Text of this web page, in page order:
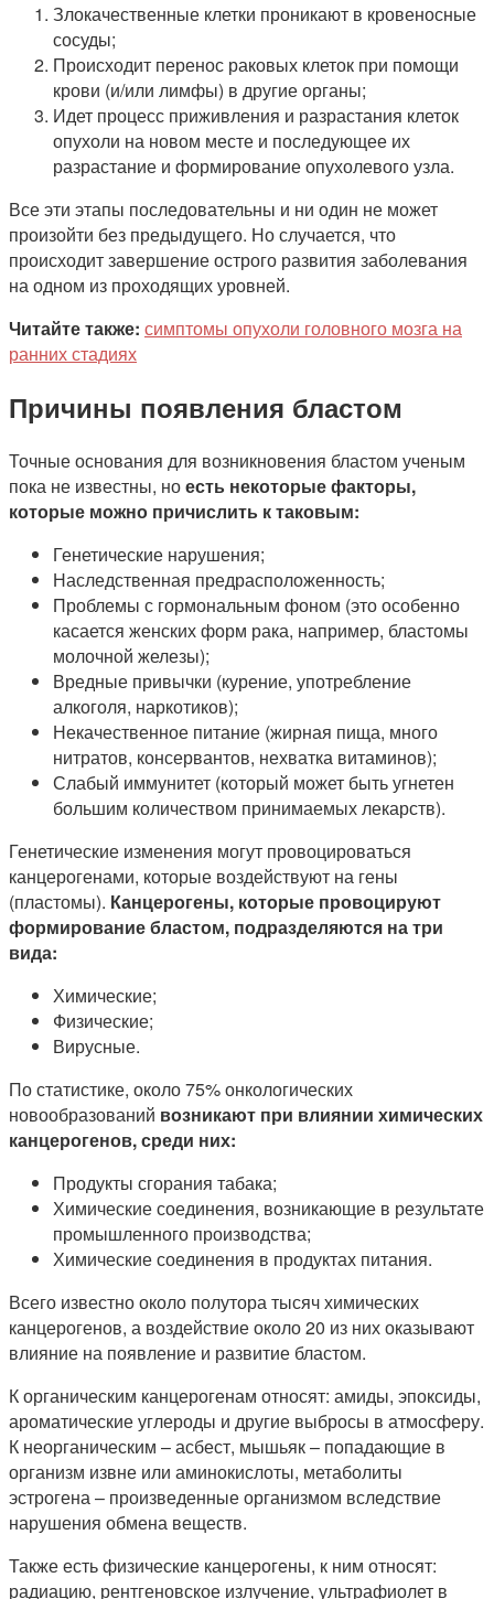
Злокачественные клетки проникают в кровеносные
сосуды;
Происходит перенос раковых клеток при помощи
крови (и/или лимфы) в другие органы;
Идет процесс приживления и разрастания клеток
опухоли на новом месте и последующее их
разрастание и формирование опухолевого узла.
Все эти этапы последовательны и ни один не может
произойти без предыдущего. Но случается, что
происходит завершение острого развития заболевания
на одном из проходящих уровней.
Читайте также: симптомы опухоли головного мозга на
ранних стадиях
Причины появления бластом
Точные основания для возникновения бластом ученым
пока не известны, ноесть некоторые факторы,
которые можно причислить к таковым:
Генетические нарушения;
Наследственная предрасположенность;
Проблемы с гормональным фоном (это особенно
касается женских форм рака, например, бластомы
молочной железы);
Вредные привычки (курение, употребление
алкоголя, наркотиков);
Некачественное питание (жирная пища, много
нитратов, консервантов, нехватка витаминов);
Слабый иммунитет (который может быть угнетен
большим количеством принимаемых лекарств).
Генетические изменения могут провоцироваться
канцерогенами, которые воздействуют на гены
(пластомы). Канцерогены, которые провоцируют
формирование бластом, подразделяются на три
вида:
Химические;
Физические;
Вирусные.
По статистике, около 75% онкологических
новообразований возникают при влиянии химических
канцерогенов, среди них:
Продукты сгорания табака;
Химические соединения, возникающие в результате
промышленного производства;
Химические соединения в продуктах питания.
Всего известно около полутора тысяч химических
канцерогенов, а воздействие около 20 из них оказывают
влияние на появление и развитие бластом.
К органическим канцерогенам относят: амиды, эпоксиды,
ароматические углероды и другие выбросы в атмосферу.
К неорганическим – асбест, мышьяк – попадающие в
организм извне или аминокислоты, метаболиты
эстрогена – произведенные организмом вследствие
нарушения обмена веществ.
Также есть физические канцерогены, к ним относят:
радиацию, рентгеновское излучение, ультрафиолет в